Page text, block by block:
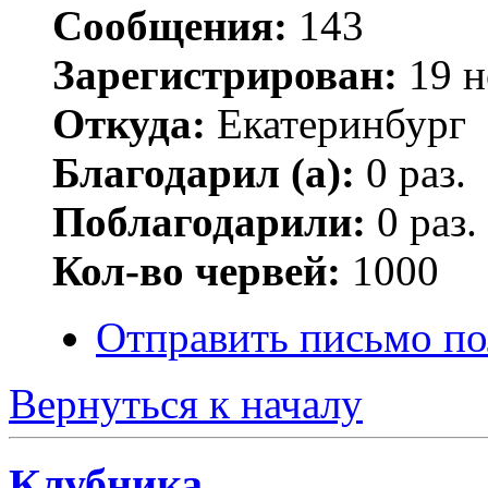
Сообщения: 143
Зарегистрирован: 19
Откуда: Екатеринбург
Благодарил (а): 0 раз.
Поблагодарили: 0 раз.
Кол-во червей: 1000
Отправить письмо
Вернуться к началу